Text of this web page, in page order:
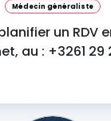
Médecin généraliste
un RDV
au : +3261 29